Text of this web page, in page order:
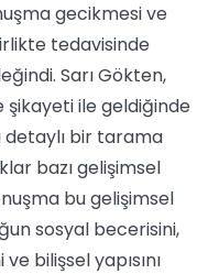
gecikmesi ve
tedavisinde
Sarı Gökten,
şikayeti ile geldiğinde
detaylı bir tarama
bazı gelişimsel
bu gelişimsel
sosyal becerisini,
bilişsel yapısını